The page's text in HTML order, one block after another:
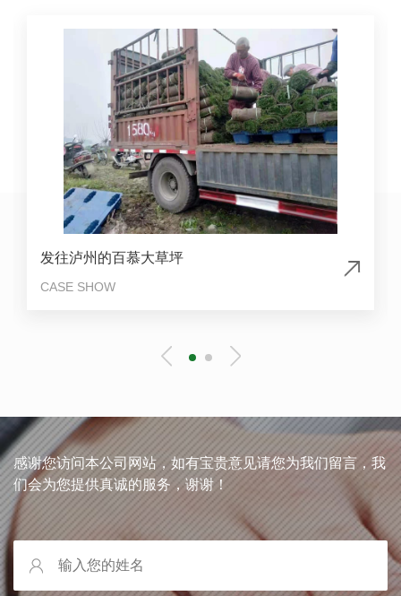
发往泸州的百慕大草坪
CASE SHOW
感谢您访问本公司网站，如有宝贵意见请您为我们留言，我
们会为您提供真诚的服务，谢谢！